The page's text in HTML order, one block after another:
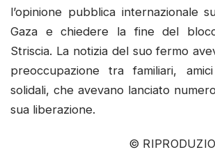
l’opinione pubblica internazionale
Gaza e chiedere la fine del
Striscia. La notizia del suo fermo
preoccupazione tra familiari,
solidali, che avevano lanciato
sua liberazione.
©